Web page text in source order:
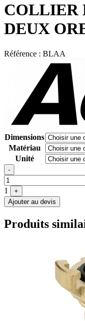
COLLIER
DEUX
Référence : BLAA
Dimensions
Matériau
Unité
Quantité
-
1
+
Ajouter au devis
Produits